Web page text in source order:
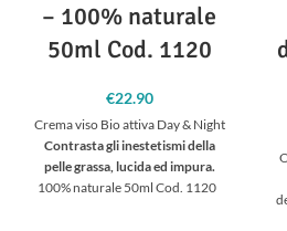
– 100% naturale
50ml Cod. 1120
€22.90
Crema viso Bio attiva Day & Night
Contrasta gli inestetismi della
pelle grassa, lucida ed impura.
100% naturale 50ml Cod. 1120